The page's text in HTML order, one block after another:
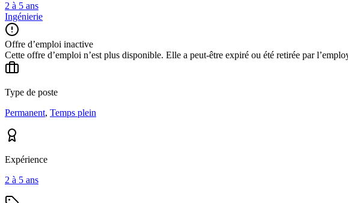
2 à 5 ans
Ingénierie
Offre d’emploi inactive
Cette offre d’emploi n’est plus disponible. Elle a peut-être expiré ou été retirée par
Type de poste
Permanent, Temps plein
Expérience
2 à 5 ans